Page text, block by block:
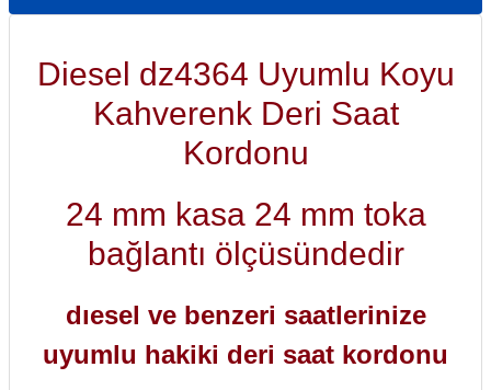
Diesel dz4364 Uyumlu Koyu
Kahverenk Deri Saat
Kordonu
24 mm kasa 24 mm toka
bağlantı ölçüsündedir
dıesel ve benzeri saatlerinize
uyumlu hakiki deri saat kordonu